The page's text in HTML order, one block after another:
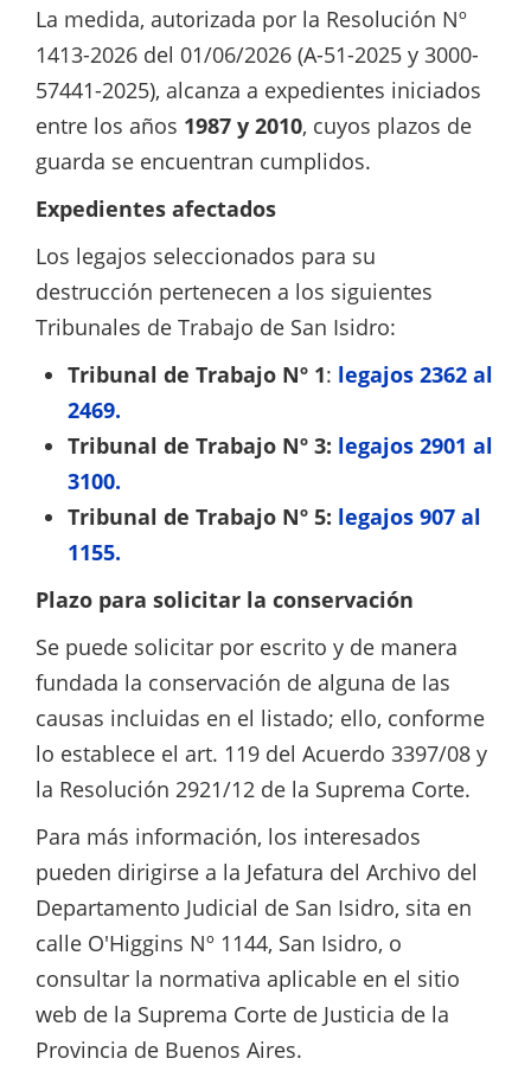
La medida, autorizada por la Resolución Nº
1413-2026 del 01/06/2026 (A-51-2025 y 3000-
57441-2025), alcanza a expedientes iniciados
entre los años 1987 y 2010, cuyos plazos de
guarda se encuentran cumplidos.
Expedientes afectados
Los legajos seleccionados para su
destrucción pertenecen a los siguientes
Tribunales de Trabajo de San Isidro:
Tribunal de Trabajo Nº 1: legajos 2362 al
2469.
Tribunal de Trabajo Nº 3: legajos 2901 al
3100.
Tribunal de Trabajo Nº 5: legajos 907 al
1155.
Plazo para solicitar la conservación
Se puede solicitar por escrito y de manera
fundada la conservación de alguna de las
causas incluidas en el listado; ello, conforme
lo establece el art. 119 del Acuerdo 3397/08 y
la Resolución 2921/12 de la Suprema Corte.
Para más información, los interesados
pueden dirigirse a la Jefatura del Archivo del
Departamento Judicial de San Isidro, sita en
calle O'Higgins Nº 1144, San Isidro, o
consultar la normativa aplicable en el sitio
web de la Suprema Corte de Justicia de la
Provincia de Buenos Aires.